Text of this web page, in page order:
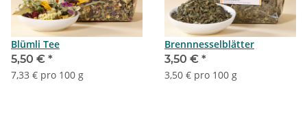
Blümli Tee
5,50 € *
7,33 € pro 100 g
Brennnesselblätter
3,50 € *
3,50 € pro 100 g